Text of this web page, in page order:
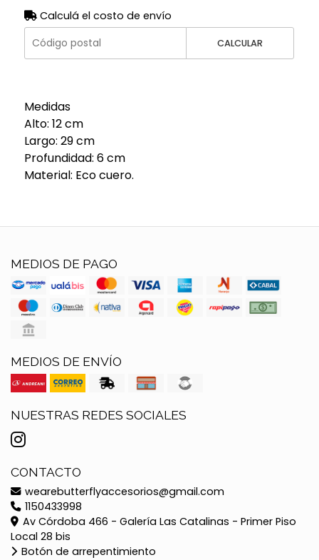
Calculá el costo de envío
CALCULAR
Medidas
Alto: 12 cm
Largo: 29 cm
Profundidad: 6 cm
Material: Eco cuero.
MEDIOS DE PAGO
MEDIOS DE ENVÍO
NUESTRAS REDES SOCIALES
CONTACTO
wearebutterflyaccesorios@gmail.com
1150433998
Av Córdoba 466 - Galería Las Catalinas - Primer Piso
Local 28 bis
Botón de arrepentimiento